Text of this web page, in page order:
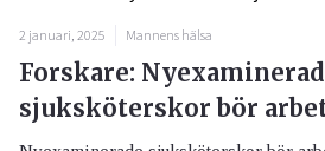
2 januari, 2025 Mannens hälsa
Forskare:
sjuksköterskor bör